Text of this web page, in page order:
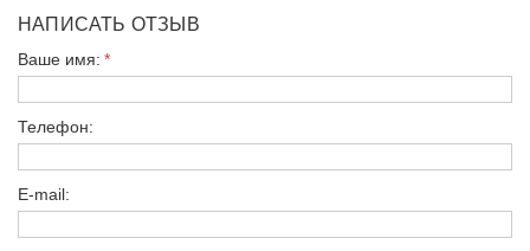
НАПИСАТЬ ОТЗЫВ
Ваше имя:
Телефон:
E-mail: